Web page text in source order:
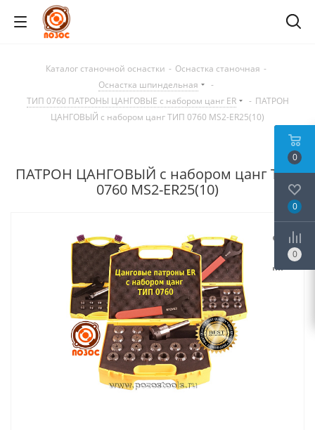
Каталог станочной оснастки - Оснастка станочная -
Оснастка шпиндельная
-
ТИП 0760 ПАТРОНЫ ЦАНГОВЫЕ с набором цанг ER
- ПАТРОН
ЦАНГОВЫЙ с набором цанг ТИП 0760 MS2-ER25(10)
ПАТРОН ЦАНГОВЫЙ с набором цанг ТИП
0760 MS2-ER25(10)
0
0
0